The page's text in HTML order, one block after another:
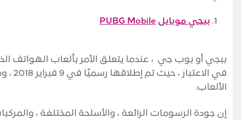
ببجي موبايل PUBG Mobile
ببجي أو بوب جي ، عندما يتعلق الأمر بألعاب الهواتف
في
الألعاب.
إن جودة الرسومات الرائعة ، والأسلحة المختلفة ،